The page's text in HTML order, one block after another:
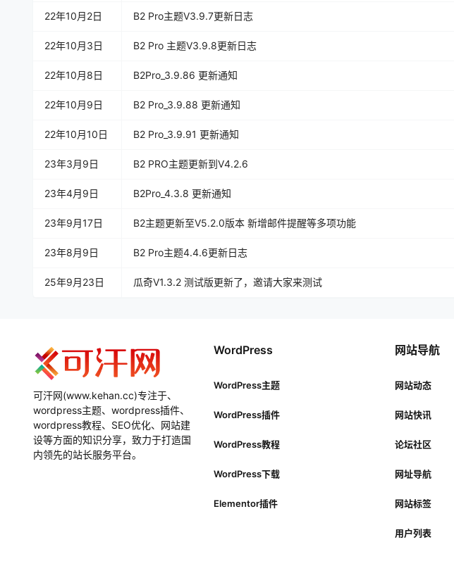
22年10月2日 B2 Pro主题V3.9.7更新日志
22年10月3日 B2 Pro 主题V3.9.8更新日志
22年10月8日 B2Pro_3.9.86 更新通知
22年10月9日 B2 Pro_3.9.88 更新通知
22年10月10日 B2 Pro_3.9.91 更新通知
23年3月9日 B2 PRO主题更新到V4.2.6
23年4月9日 B2Pro_4.3.8 更新通知
23年9月17日 B2主题更新至V5.2.0版本 新增邮件提醒等多项功能
23年8月9日 B2 Pro主题4.4.6更新日志
25年9月23日 瓜奇V1.3.2 测试版更新了，邀请大家来测试
可汗网(www.kehan.cc)专注于、
wordpress主题、wordpress插件、
wordpress教程、SEO优化、网站建
设等方面的知识分享，致力于打造国
内领先的站长服务平台。
WordPress
WordPress主题
WordPress插件
WordPress教程
WordPress下载
Elementor插件
网站导航
网站动态
网站快讯
论坛社区
网址导航
网站标签
用户列表